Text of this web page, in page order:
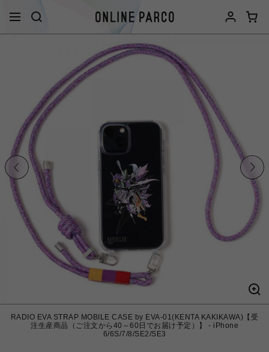
RADIO EVA STRAP MOBILE CASE by EVA-01(KENTA KAKIKAWA)【受
注生産商品（ご注文から40～60日でお届け予定）】 - iPhone
6/6S/7/8/SE2/SE3